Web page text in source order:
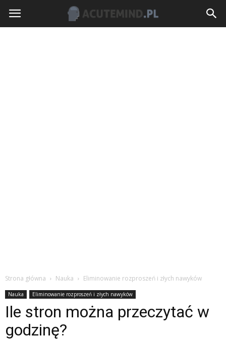
Strona główna Nauka Eliminowanie rozproszeń i złych nawyków
Nauka Eliminowanie rozproszeń i złych nawyków
Ile stron można przeczytać w
godzinę?